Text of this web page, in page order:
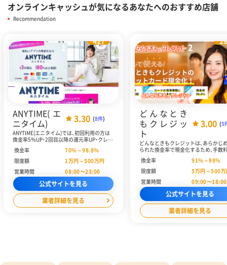
オンラインキャッシュが気になるあなたへのおすすめ店舗
Recommendation
1
427
ANYTIME(エ
ニタイム)
3.30 (8件)
ANYTIME(エニタイム)では、初回利用の方は
換金率5％UP・2回目以降の還元率UP・クレジ
ットカードの利用で換金率UP・12時～17時
までのお申込みで換金率大幅UPなど、複数の
換金率強化プランを提供しています。クレジ
ットカードと後払いアプリの現金化に対応
し、クレジットカードを持っていない人も現
金化が叶います。また、利用者数は1.5万人を
突破。顧客満足度も高くなっています。
換金率 70%～98.8%
限度額
1万円～500万円
営業時間
08:00〜23:00
公式サイトを見る
業者詳細を見る
2
どんなとき
もクレジッ
ト
3.00 (5
どんなときもクレジットは、あらかじ
られた換金率で現金化するため、手数
切かかりません。最低換金率91％・最
率98％と、業界最高レベルの換金率を
います。また、最短10分と素早い振込
能で、即日現金化も叶います。満20歳
68歳以下の方でという条件を満たせば
員以外のパート・アルバイト、派遣、契
の方、収入が低い方でも利用できます。
換金率 91%～98%
限度額
5万円～500
営業時間
09:00〜18:00
公式サイトを見る
業者詳細を見る